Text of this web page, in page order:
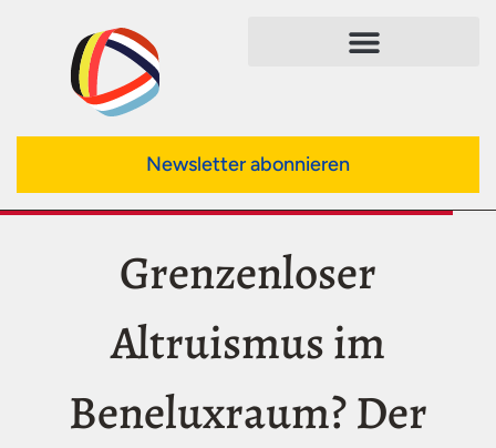
Newsletter abonnieren
Grenzenloser
Altruismus im
Beneluxraum? Der